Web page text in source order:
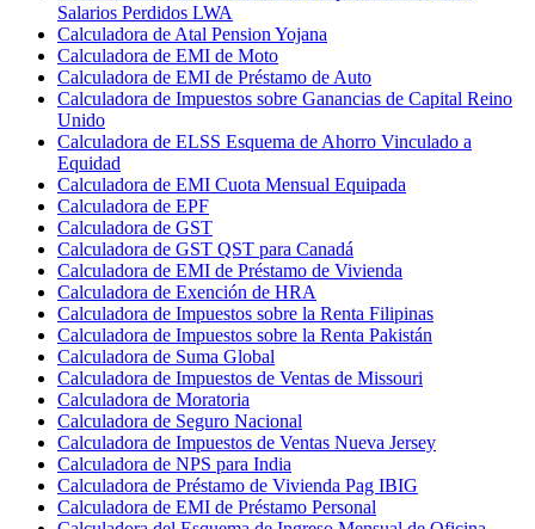
Salarios Perdidos LWA
Calculadora de Atal Pension Yojana
Calculadora de EMI de Moto
Calculadora de EMI de Préstamo de Auto
Calculadora de Impuestos sobre Ganancias de Capital Reino
Unido
Calculadora de ELSS Esquema de Ahorro Vinculado a
Equidad
Calculadora de EMI Cuota Mensual Equipada
Calculadora de EPF
Calculadora de GST
Calculadora de GST QST para Canadá
Calculadora de EMI de Préstamo de Vivienda
Calculadora de Exención de HRA
Calculadora de Impuestos sobre la Renta Filipinas
Calculadora de Impuestos sobre la Renta Pakistán
Calculadora de Suma Global
Calculadora de Impuestos de Ventas de Missouri
Calculadora de Moratoria
Calculadora de Seguro Nacional
Calculadora de Impuestos de Ventas Nueva Jersey
Calculadora de NPS para India
Calculadora de Préstamo de Vivienda Pag IBIG
Calculadora de EMI de Préstamo Personal